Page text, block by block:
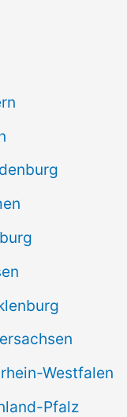
Westfalen
Pfalz